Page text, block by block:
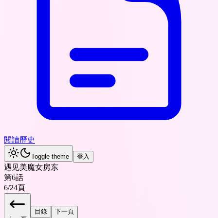
閱讀歷史
Toggle theme 登入
遇见美魔女房东
第6話
6/24頁
目錄 下一頁